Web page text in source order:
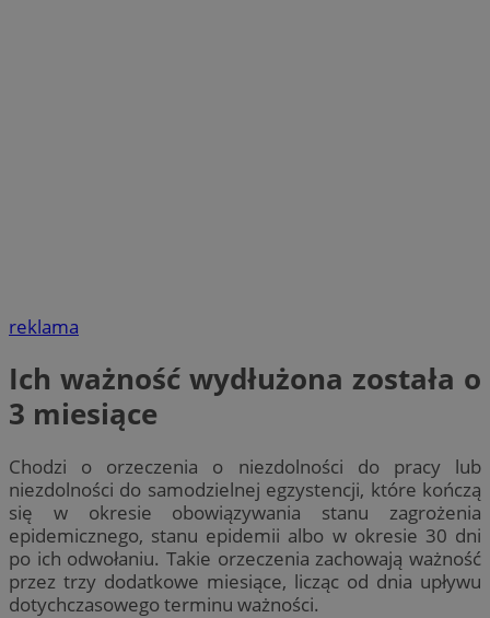
reklama
Ich ważność wydłużona została o
3 miesiące
Chodzi o orzeczenia o niezdolności do pracy lub
niezdolności do samodzielnej egzystencji, które kończą
się w okresie obowiązywania stanu zagrożenia
epidemicznego, stanu epidemii albo w okresie 30 dni
po ich odwołaniu. Takie orzeczenia zachowają ważność
przez trzy dodatkowe miesiące, licząc od dnia upływu
dotychczasowego terminu ważności.